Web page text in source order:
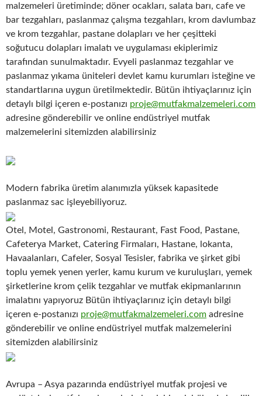
malzemeleri üretiminde; döner ocakları, salata barı, cafe ve
bar tezgahları, paslanmaz çalışma tezgahları, krom davlumbaz
ve krom tezgahlar, pastane dolapları ve her çeşitteki
soğutucu dolapları imalatı ve uygulaması ekiplerimiz
tarafından sunulmaktadır. Evyeli paslanmaz tezgahlar ve
paslanmaz yıkama üniteleri devlet kamu kurumları isteğine ve
standartlarına uygun üretilmektedir. Bütün ihtiyaçlarınız için
detaylı bilgi içeren e-postanızı proje@mutfakmalzemeleri.com
adresine gönderebilir ve online endüstriyel mutfak
malzemelerini sitemizden alabilirsiniz
Modern fabrika üretim alanımızla yüksek kapasitede
paslanmaz sac işleyebiliyoruz.
Otel, Motel, Gastronomi, Restaurant, Fast Food, Pastane,
Cafeterya Market, Catering Firmaları, Hastane, lokanta,
Havaalanları, Cafeler, Sosyal Tesisler, fabrika ve şirket gibi
toplu yemek yenen yerler, kamu kurum ve kuruluşları, yemek
şirketlerine krom çelik tezgahlar ve mutfak ekipmanlarının
imalatını yapıyoruz Bütün ihtiyaçlarınız için detaylı bilgi
içeren e-postanızı proje@mutfakmalzemeleri.com adresine
gönderebilir ve online endüstriyel mutfak malzemelerini
sitemizden alabilirsiniz
Avrupa – Asya pazarında endüstriyel mutfak projesi ve